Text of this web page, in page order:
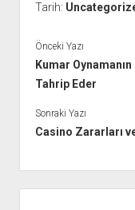
Tarih:
Önceki Yazı
Kumar
Tahrip Eder
Sonraki Yazı
Casino Zararları